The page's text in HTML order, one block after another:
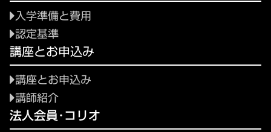
入学準備と費用
認定基準
講座とお申込み
講座とお申込み
講師紹介
法人会員･コリオ